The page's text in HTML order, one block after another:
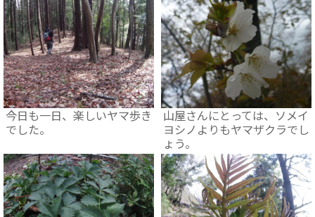
今日も一日、楽しいヤマ歩き
でした。
山屋さんにとっては、ソメイ
ヨシノよりもヤマザクラでし
ょう。